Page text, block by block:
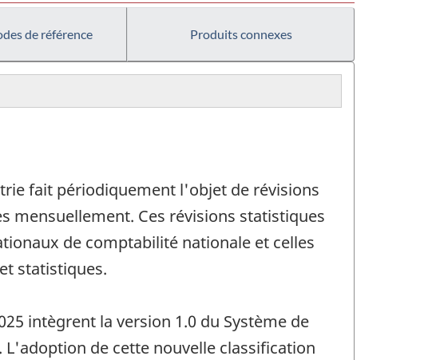
de référence Produits connexes
fait périodiquement l'objet de révisions
mensuellement. Ces révisions statistiques
de comptabilité nationale et celles
statistiques.
intègrent la version 1.0 du Système de
de cette nouvelle classification